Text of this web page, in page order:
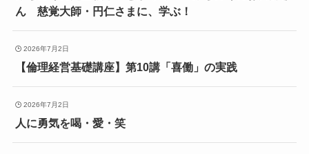
ん 慈覚大師・円仁さまに、学ぶ！
2026年7月2日
【倫理経営基礎講座】第10講「喜働」の実践
2026年7月2日
人に勇気を喝・愛・笑